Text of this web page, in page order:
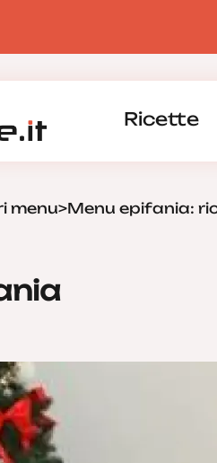
Ricette
menu>Menu epifania: